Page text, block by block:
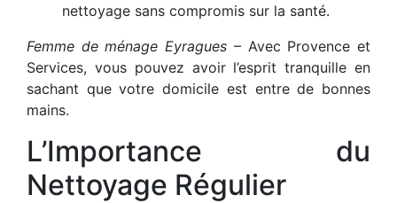
nettoyage sans compromis sur la santé.
Femme de ménage Eyragues – Avec Provence et
Services, vous pouvez avoir l’esprit tranquille en
sachant que votre domicile est entre de bonnes
mains.
L’Importance du
Nettoyage Régulier